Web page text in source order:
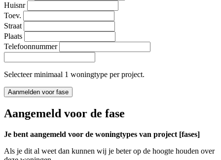
Huisnr
Toev.
Straat
Plaats
Telefoonnummer
Selecteer minimaal 1 woningtype per project.
Aanmelden voor fase
Aangemeld voor de fase
Je bent aangemeld voor de woningtypes van project [fases]
Als je dit al weet dan kunnen wij je beter op de hoogte houden over